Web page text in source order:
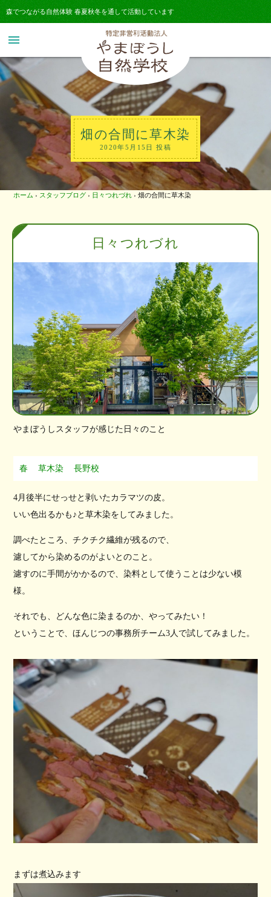
森でつながる自然体験 春夏秋冬を通して活動しています
menu
畑の合間に草木染
2020年5月15日 投稿
ホーム › スタッフブログ › 日々つれづれ › 畑の合間に草木染
日々つれづれ
やまぼうしスタッフが感じた日々のこと
春 草木染 長野校
4月後半にせっせと剥いたカラマツの皮。
いい色出るかも♪と草木染をしてみました。
調べたところ、チクチク繊維が残るので、
濾してから染めるのがよいとのこと。
濾すのに手間がかかるので、染料として使うことは少ない模
様。
それでも、どんな色に染まるのか、やってみたい！
ということで、ほんじつの事務所チーム3人で試してみました。
まずは煮込みます